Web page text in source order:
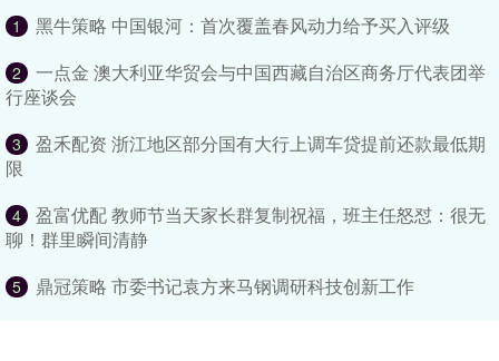
1 黑牛策略 中国银河：首次覆盖春风动力给予买入评级
2
一点金 澳大利亚华贸会与中国西藏自治区商务厅代表团举
行座谈会
3
盈禾配资 浙江地区部分国有大行上调车贷提前还款最低期
限
4
盈富优配 教师节当天家长群复制祝福，班主任怒怼：很无
聊！群里瞬间清静
5 鼎冠策略 市委书记袁方来马钢调研科技创新工作